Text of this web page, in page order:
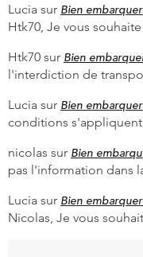
Lucia sur Bien
Htk70, Je vous
Htk70 sur Bien
l'interdiction de
Lucia sur Bien
conditions
nicolas sur Bien
pas l'information dans
Lucia sur Bien
Nicolas, Je vous